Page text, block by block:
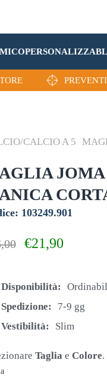
PERSONALIZZA
CALCIO A 5
103249.901
era:
€21,90
è:
Disponibilità:
Spedizione:
7-9 gg
Vestibilità:
Slim
Taglia e Colore.